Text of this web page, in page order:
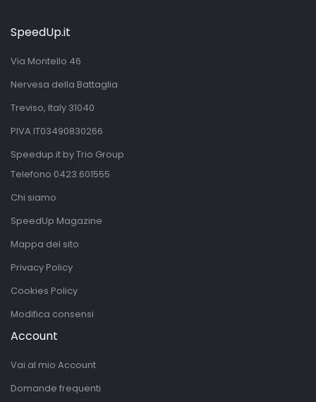
SpeedUp.it
Via Montello 46
Nervesa della Battaglia
Treviso, Italy 31040
PIVA IT03490830266
Speedup.it by Trio Group
Telefono 0423.601555
Chi siamo
SpeedUp Magazine
Mappa del sito
Privacy Policy
Cookies Policy
Modifica consensi
Account
Vai al mio Account
Domande frequenti